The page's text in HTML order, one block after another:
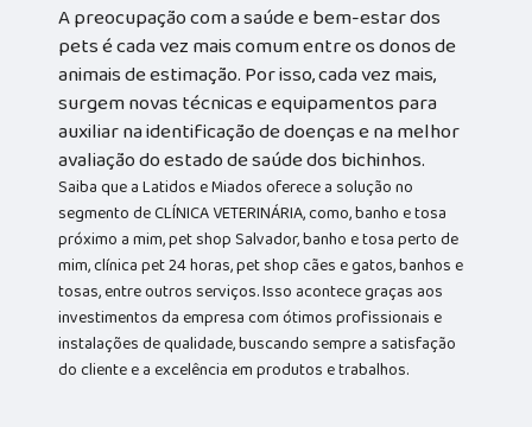
A preocupação com a saúde e bem-estar dos
pets é cada vez mais comum entre os donos de
animais de estimação. Por isso, cada vez mais,
surgem novas técnicas e equipamentos para
auxiliar na identificação de doenças e na melhor
avaliação do estado de saúde dos bichinhos.
Saiba que a Latidos e Miados oferece a solução no
segmento de CLÍNICA VETERINÁRIA, como, banho e tosa
próximo a mim, pet shop Salvador, banho e tosa perto de
mim, clínica pet 24 horas, pet shop cães e gatos, banhos e
tosas, entre outros serviços. Isso acontece graças aos
investimentos da empresa com ótimos profissionais e
instalações de qualidade, buscando sempre a satisfação
do cliente e a excelência em produtos e trabalhos.